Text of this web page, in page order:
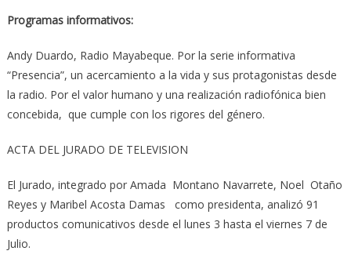
Programas informativos:
Andy Duardo, Radio Mayabeque. Por la serie informativa
“Presencia”, un acercamiento a la vida y sus protagonistas desde
la radio. Por el valor humano y una realización radiofónica bien
concebida, que cumple con los rigores del género.
ACTA DEL JURADO DE TELEVISION
El Jurado, integrado por Amada Montano Navarrete, Noel Otaño
Reyes y Maribel Acosta Damas como presidenta, analizó 91
productos comunicativos desde el lunes 3 hasta el viernes 7 de
Julio.